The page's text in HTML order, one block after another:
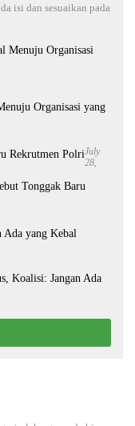
isi dan sesuaikan pada
Organisasi yang
July
28,
Tonggak Baru
Koalisi: Jangan Ada